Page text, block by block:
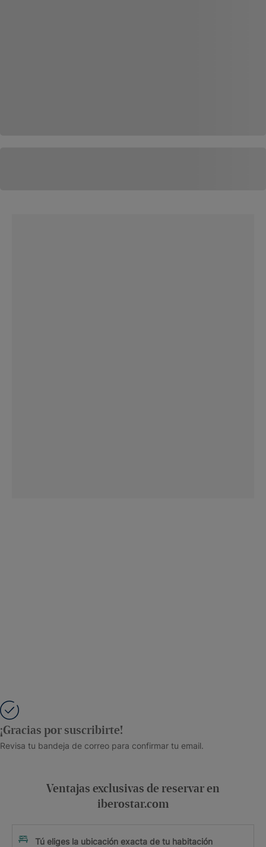
¡Gracias por suscribirte!
Revisa tu bandeja de correo para confirmar tu email.
Ventajas exclusivas de reservar en
iberostar.com
Tú eliges la ubicación exacta de tu habitación